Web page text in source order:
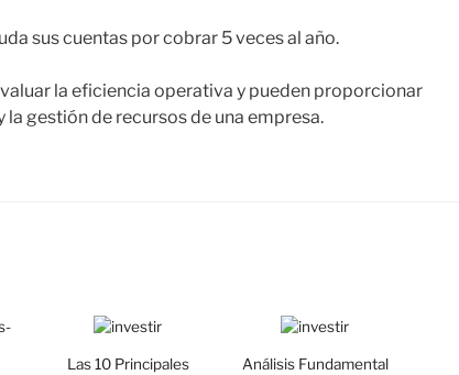
sus cuentas por cobrar 5 veces al año.
la eficiencia operativa y pueden proporcionar
la gestión de recursos de una empresa.
Las 10 Principales
Análisis Fundamental